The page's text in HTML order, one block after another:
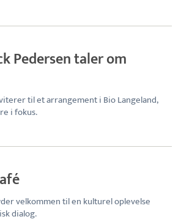
Pedersen taler om
til et arrangement i Bio Langeland,
i fokus.
velkommen til en kulturel oplevelse
dialog.